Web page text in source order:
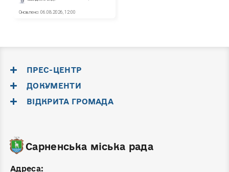
ПРЕС-ЦЕНТР
ДОКУМЕНТИ
ВІДКРИТА ГРОМАДА
Сарненська міська рада
Адреса: